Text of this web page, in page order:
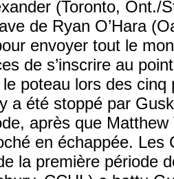
(Toronto, Ont./
de Ryan O’Hara
envoyer tout le
de s’inscrire au
poteau lors des
a été stoppé par
après que
en échappée. Les
la première période